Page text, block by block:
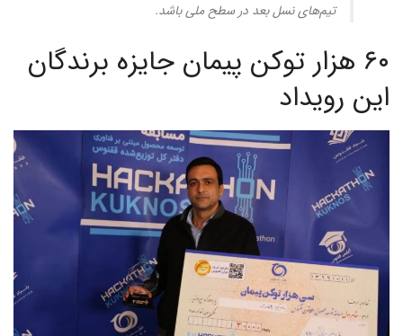
تیم‌های نسل بعد در سطح ملی باشد.
۶۰ هزار توکن پیمان جایزه برندگان
این رویداد